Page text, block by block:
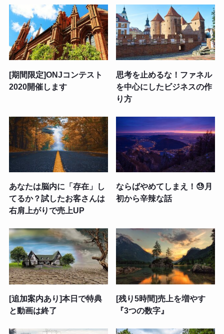
[期間限定]ONJコンテスト
2020開催します
思考を止めるな！ファネル
を中心にしたビジネスの作
り方
あなたは脳内に「存在」し
てるか？試したお客さんは
右肩上がりで売上UP
ならばやめてしまえ！😓月
初から辛辣な話
[追加案内あり]本日で特典
と動画は終了
[残り5時間]売上を増やす
『3つの数字』